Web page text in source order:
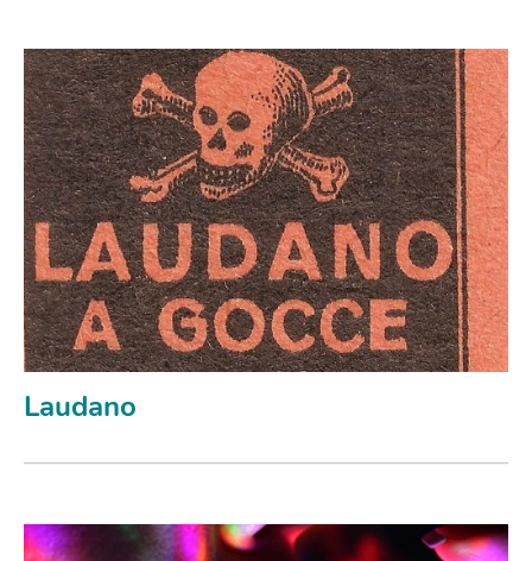
Laudano